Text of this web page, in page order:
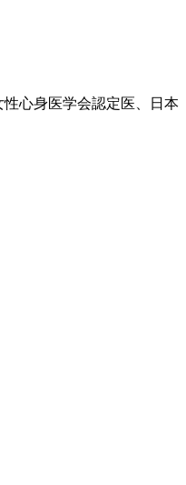
心身医学会認定医、日本